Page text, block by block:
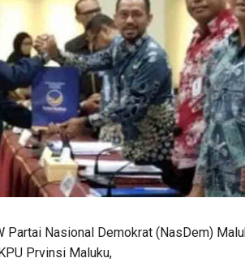
Partai Nasional Demokrat (NasDem)
Prvinsi Maluku,